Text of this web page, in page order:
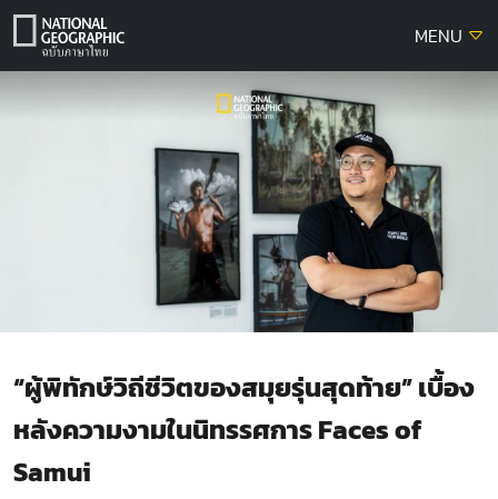
Skip
MENU
“ผู้พิทักษ์วิถีชีวิตของสมุยรุ่นสุดท้าย” เบื้อง
หลังความงามในนิทรรศการ Faces of
Samui